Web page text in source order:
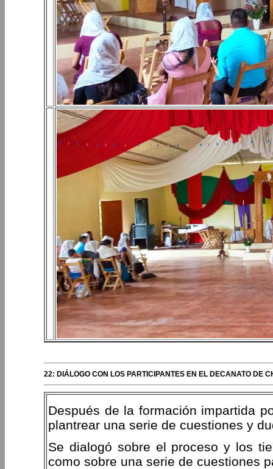
22: DIÁLOGO CON LOS PARTICIPANTES EN EL DECANATO DE
Después de la formación impartida
plantrear una serie de cuestiones y
Se dialogó sobre el proceso y los
como sobre una serie de cuestiones